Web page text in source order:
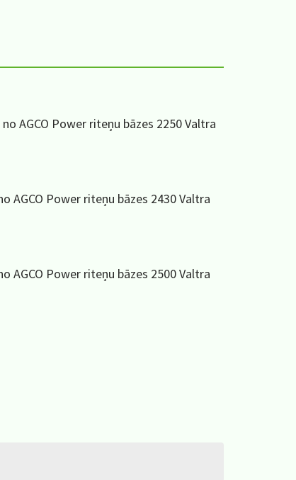
AGCO Power riteņu bāzes 2250 Valtra
AGCO Power riteņu bāzes 2430 Valtra
AGCO Power riteņu bāzes 2500 Valtra